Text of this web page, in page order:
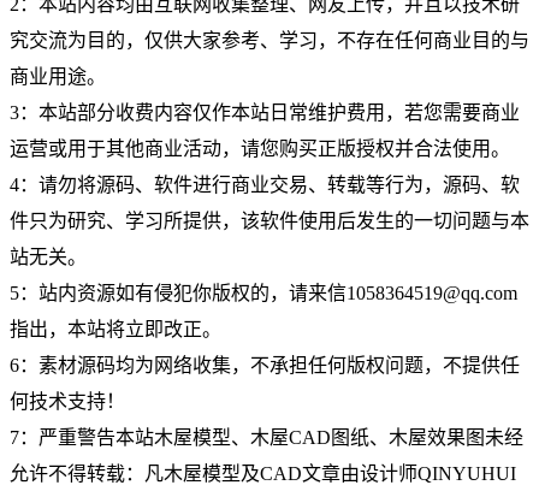
究交流为目的，仅供大家参考、学习，不存在任何商业目的与
商业用途。
3：本站部分收费内容仅作本站日常维护费用，若您需要商业
运营或用于其他商业活动，请您购买正版授权并合法使用。
4：请勿将源码、软件进行商业交易、转载等行为，源码、软
件只为研究、学习所提供，该软件使用后发生的一切问题与本
站无关。
5：站内资源如有侵犯你版权的，请来信1058364519@qq.com
指出，本站将立即改正。
6：素材源码均为网络收集，不承担任何版权问题，不提供任
何技术支持！
7：严重警告本站木屋模型、木屋CAD图纸、木屋效果图未经
允许不得转载：凡木屋模型及CAD文章由设计师QINYUHUI